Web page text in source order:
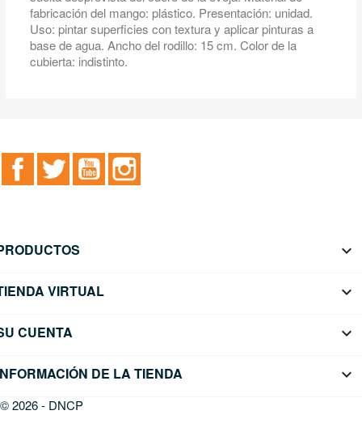
fabricación del mango: plástico. Presentación: unidad.
Uso: pintar superficies con textura y aplicar pinturas a
base de agua. Ancho del rodillo: 15 cm. Color de la
cubierta: indistinto.
FacebookTwitter YouTube

VIRTUAL 
CUENTA 
DE LA TIENDA keyboard_arrow_down
© 2026 - DNCP